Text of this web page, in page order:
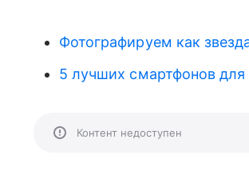
Фотографируем как
5 лучших смартфонов
Контент недоступен